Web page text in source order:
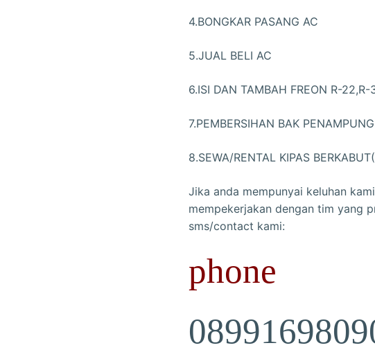
4.BONGKAR PASANG AC
5.JUAL BELI AC
6.ISI DAN TAMBAH FREON R-22,R-
7.PEMBERSIHAN BAK
8.SEWA/RENTAL KIPAS
Jika anda mempunyai keluhan
mempekerjakan dengan tim yang
sms/contact kami:
phone